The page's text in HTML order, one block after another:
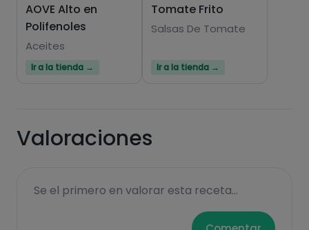
AOVE Alto en
Polifenoles
Aceites
Ir a la tienda →
Tomate Frito
Salsas De Tomate
Ir a la tienda →
Valoraciones
Se el primero en valorar esta receta...